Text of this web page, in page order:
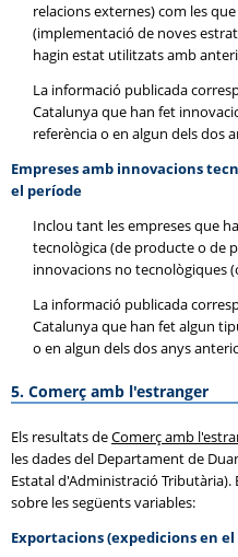
relacions externes) com les
(implementació de noves
hagin estat utilitzats amb
La informació publicada
Catalunya que han fet
referència o en algun dels dos
Empreses amb innovacions
el període
Inclou tant les empreses que
tecnològica (de producte o de
innovacions no tecnològiques
La informació publicada
Catalunya que han fet algun
o en algun dels dos anys
5. Comerç amb l'estranger
Els resultats deComerç amb
les dades del Departament de
Estatal d'Administració
sobre les següents variables:
Exportacions (expedicions en